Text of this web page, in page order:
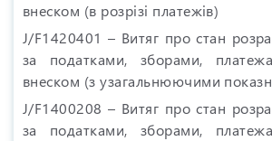
внеском (в розрізі платежів)
J/F1420401 – Витяг про стан
за податками, зборами,
внеском (з узагальнюючими
J/F1400208 – Витяг про стан
за податками, зборами,